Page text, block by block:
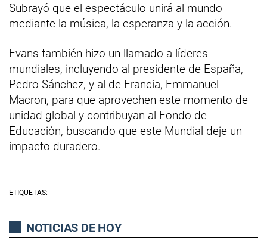
Subrayó que el espectáculo unirá al mundo
mediante la música, la esperanza y la acción.
Evans también hizo un llamado a líderes
mundiales, incluyendo al presidente de España,
Pedro Sánchez, y al de Francia, Emmanuel
Macron, para que aprovechen este momento de
unidad global y contribuyan al Fondo de
Educación, buscando que este Mundial deje un
impacto duradero.
ETIQUETAS:
NOTICIAS DE HOY